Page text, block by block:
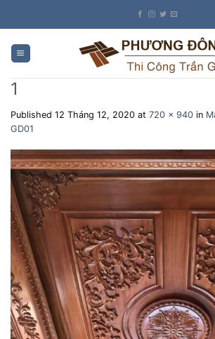
1
Published 12 Tháng 12, 2020 at 720 × 940 in
GD01